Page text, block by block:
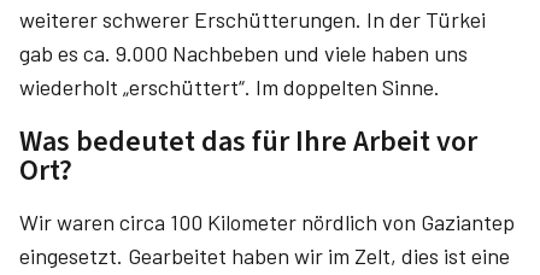
weiterer schwerer Erschütterungen. In der Türkei
gab es ca. 9.000 Nachbeben und viele haben uns
wiederholt „erschüttert“. Im doppelten Sinne.
Was bedeutet das für Ihre Arbeit vor
Ort?
Wir waren circa 100 Kilometer nördlich von Gaziantep
eingesetzt. Gearbeitet haben wir im Zelt, dies ist eine